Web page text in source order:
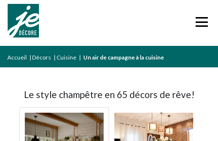
Accueil | Décors | Cuisine | Un air de campagne à la cuisine
Le style champêtre en 65 décors de rêve!